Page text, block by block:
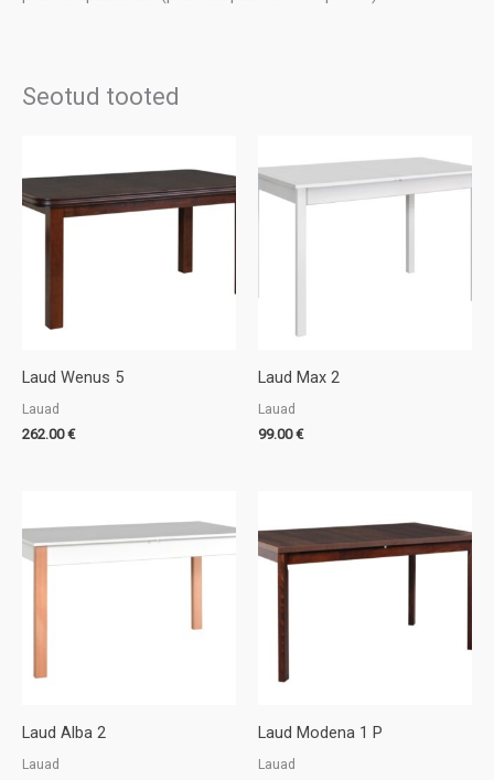
Seotud tooted
Laud Wenus 5
Lauad
262.00€
Laud Max 2
Lauad
99.00€
Laud Alba 2
Lauad
Laud Modena 1 P
Lauad